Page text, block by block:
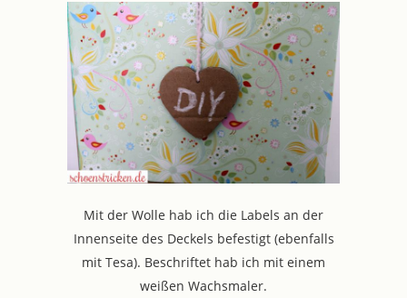
Mit der Wolle hab ich die Labels an der
Innenseite des Deckels befestigt (ebenfalls
mit Tesa). Beschriftet hab ich mit einem
weißen Wachsmaler.